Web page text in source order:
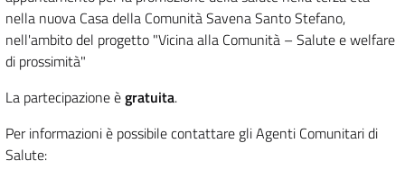
nella nuova Casa della Comunità Savena Santo Stefano,
nell'ambito del progetto "Vicina alla Comunità – Salute e welfare
di prossimità"
La partecipazione ègratuita.
Per informazioni è possibile contattare gli Agenti Comunitari di
Salute: